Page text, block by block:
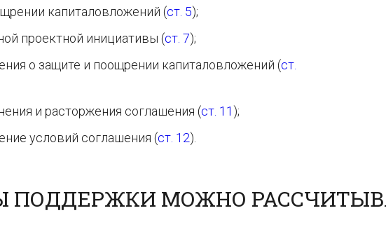
капиталовложений (ст. 5);
проектной инициативы (ст. 7);
о защите и поощрении капиталовложений (ст.
и расторжения соглашения (ст. 11 );
условий соглашения (ст. 12).
ПОДДЕРЖКИ МОЖНО